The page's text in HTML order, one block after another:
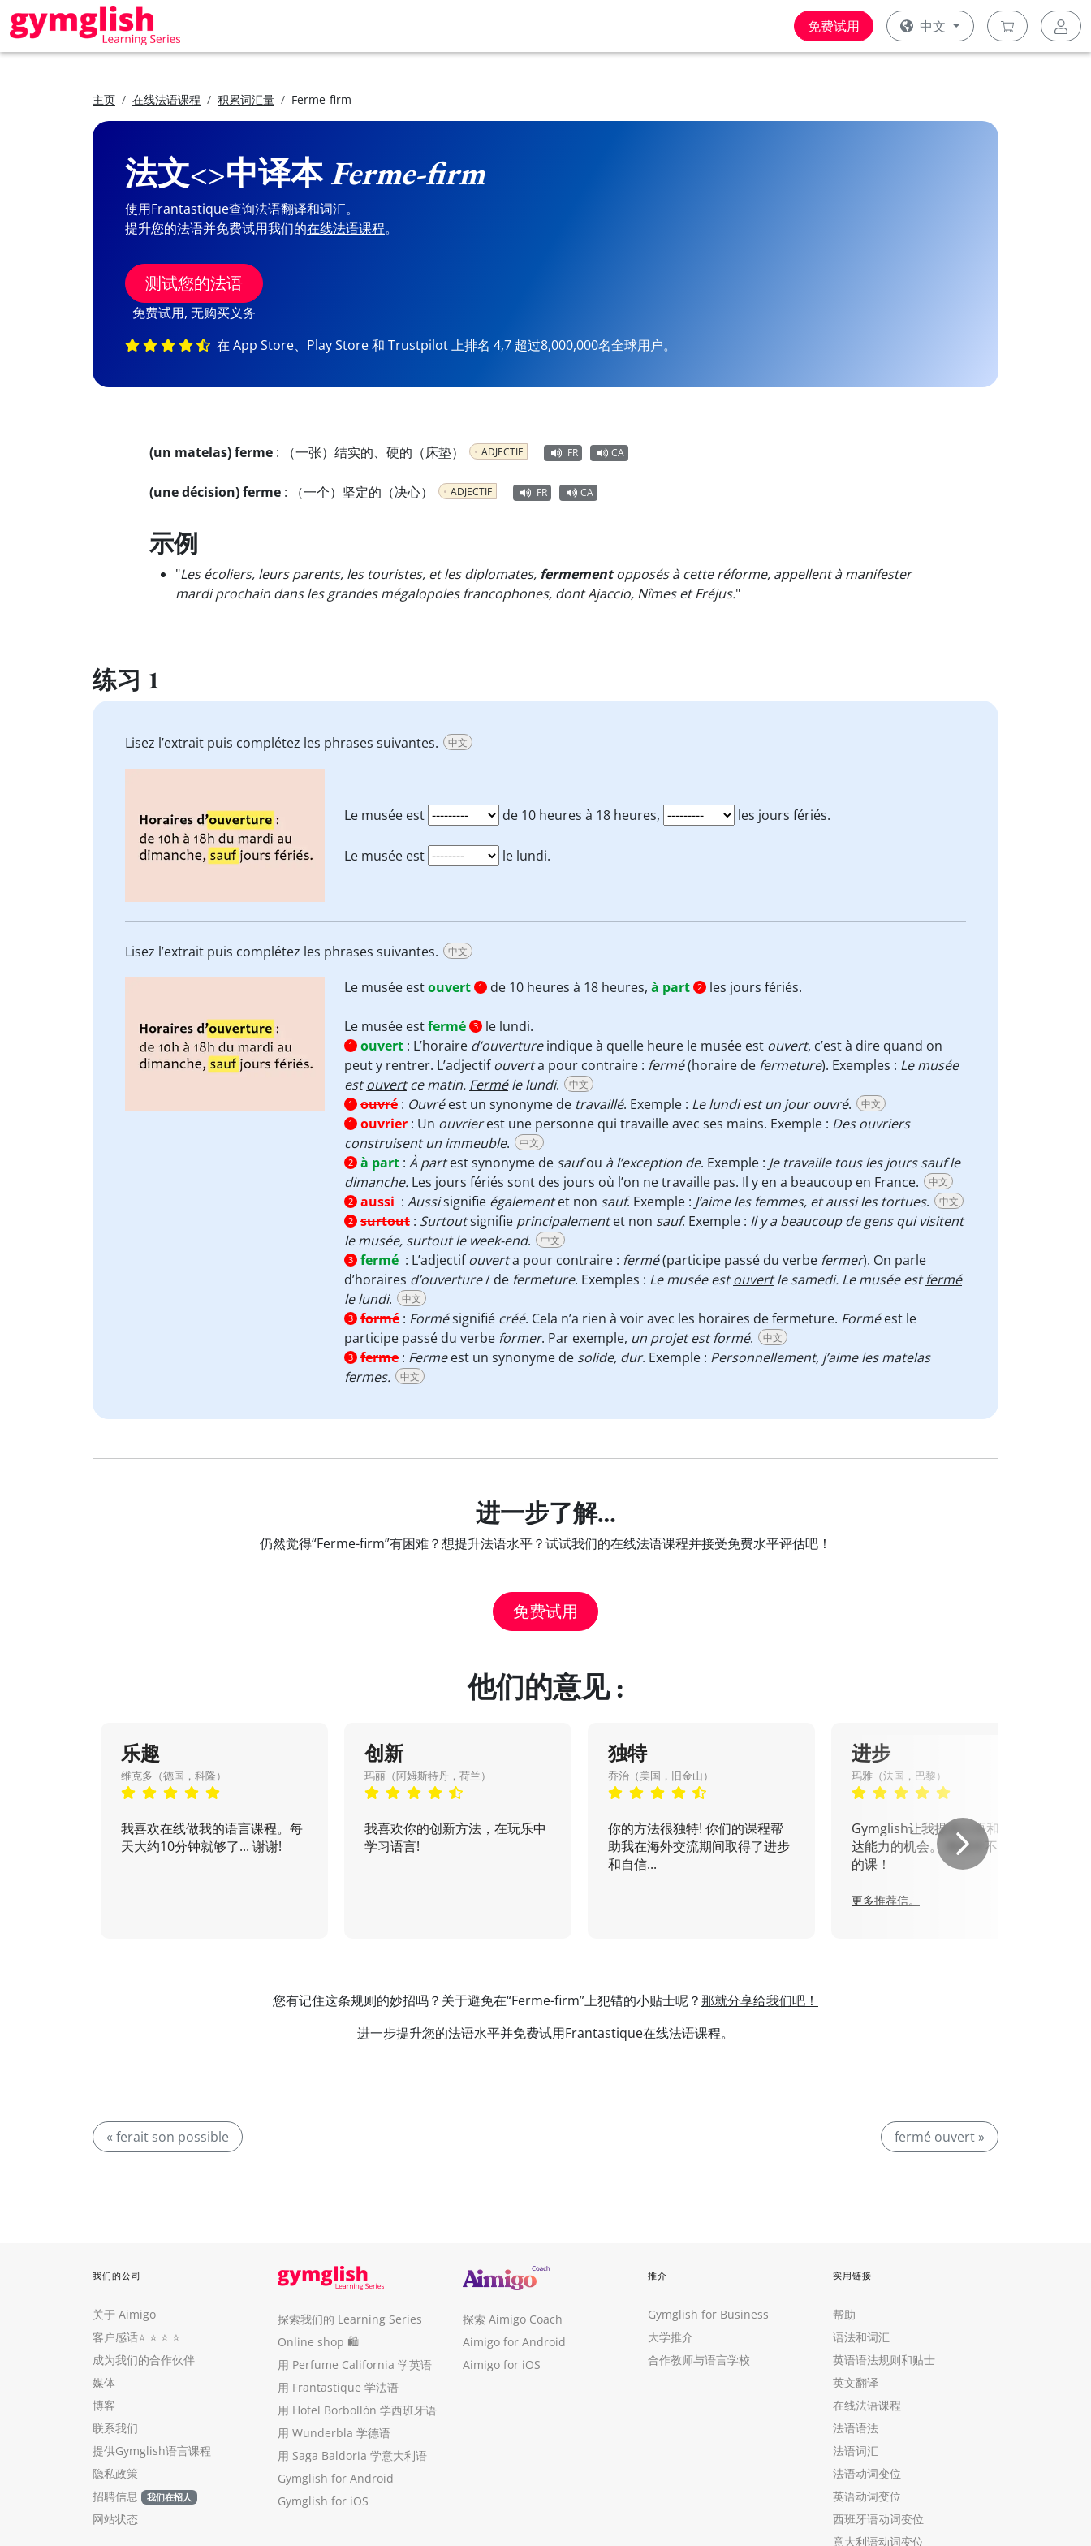
免费试用 中文
主页 在线法语课程 积累词汇量 Ferme-firm
法文<>中译本Ferme-firm
使用Frantastique查询法语翻译和词汇。
提升您的法语并免费试用我们的在线法语课程。
测试您的法语
免费试用, 无购买义务
在 App Store、Play Store 和 Trustpilot 上排名 4,7 超过8,000,000名全球用户。
(un matelas) ferme : （一张）结实的、硬的（床垫） ADJECTIF FR CA
(une décision) ferme : （一个）坚定的（决心） ADJECTIF FR CA
示例
"Les écoliers, leurs parents, les touristes, et les diplomates, fermementopposés à cette réforme, appellent à manifester
mardi prochain dans les grandes mégalopoles francophones, dont Ajaccio, Nîmes et Fréjus."
练习 1
Lisez l’extrait puis complétez les phrases suivantes. 中文
Le musée est de 10 heures à 18 heures, les jours fériés.
Le musée est le lundi.
Lisez l’extrait puis complétez les phrases suivantes. 中文
Le musée estouvert 1 de 10 heures à 18 heures, à part 2 les jours fériés.
Le musée estfermé 3 le lundi.
1 ouvert : L’horaire d’ouvertureindique à quelle heure le musée est ouvert, c’est à dire quand on
peut y rentrer. L’adjectifouverta pour contraire : fermé(horaire de fermeture). Exemples : Le musée
estouvertce matin. Ferméle lundi. 中文
1 ouvré : Ouvréest un synonyme de travaillé. Exemple : Le lundi est un jour ouvré. 中文
1 ouvrier : Un ouvrierest une personne qui travaille avec ses mains. Exemple : Des ouvriers
construisent un immeuble. 中文
2 à part : À partest synonyme de saufou à l’exception de. Exemple : Je travaille tous les jours sauf le
dimanche. Les jours fériés sont des jours où l’on ne travaille pas. Il y en a beaucoup en France. 中文
2 aussi : Aussisignifie égalementet non sauf. Exemple : J’aime les femmes, et aussi les tortues. 中文
2 surtout : Surtoutsignifie principalementet non sauf. Exemple : Il y a beaucoup de gens qui visitent
le musée, surtout le week-end. 中文
3 fermé : L’adjectifouverta pour contraire : fermé(participe passé du verbe fermer). On parle
d’horaires d’ouverture/ de fermeture. Exemples : Le musée estouvertle samedi. Le musée estfermé
le lundi. 中文
3 formé : Formésignifié créé. Cela n’a rien à voir avec les horaires de fermeture. Forméest le
participe passé du verbe former. Par exemple, un projet est formé. 中文
3 ferme : Fermeest un synonyme de solide, dur. Exemple : Personnellement, j’aime les matelas
fermes.
中文
进一步了解…
仍然觉得“Ferme-firm”有困难？想提升法语水平？试试我们的在线法语课程并接受免费水平评估吧！
免费试用
他们的意见 :
乐趣
维克多（德国，科隆）
我喜欢在线做我的语言课程。每
天大约10分钟就够了... 谢谢!
创新
玛丽（阿姆斯特丹，荷兰）
我喜欢你的创新方法，在玩乐中
学习语言!
独特
乔治（美国，旧金山）
你的方法很独特! 你们的课程帮
助我在海外交流期间取得了进步
和自信...
进步
玛雅（法国，巴黎）
Gymglish让我提高口语和书面表
达能力的机会。 我绝对不会错过
的课！
更多推荐信。
您有记住这条规则的妙招吗？关于避免在“Ferme-firm”上犯错的小贴士呢？那就分享给我们吧！
进一步提升您的法语水平并免费试用Frantastique在线法语课程。
« ferait son possible fermé ouvert »
我们的公司
关于 Aimigo
客户感话⭐️ ⭐️ ⭐️ ⭐️
成为我们的合作伙伴
媒体
博客
联系我们
提供Gymglish语言课程
隐私政策
招聘信息
我们在招人
网站状态
探索我们的 Learning Series
Online shop 🛍
用 Perfume California 学英语
用 Frantastique 学法语
用 Hotel Borbollón 学西班牙语
用 Wunderbla 学德语
用 Saga Baldoria 学意大利语
Gymglish for Android
Gymglish for iOS
探索 Aimigo Coach
Aimigo for Android
Aimigo for iOS
推介
Gymglish for Business
大学推介
合作教师与语言学校
实用链接
帮助
语法和词汇
英语语法规则和贴士
英文翻译
在线法语课程
法语语法
法语词汇
法语动词变位
英语动词变位
西班牙语动词变位
意大利语动词变位